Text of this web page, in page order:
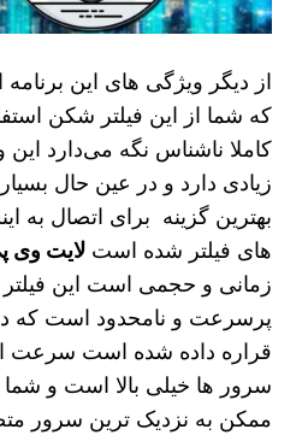
از دیگر ویژگی های این
که شما از این فیلتر شکن
کاملا ناشناس نگه می‌دارد
زیادی دارد و در عین حال
بهترین گزینه برای اتصال به
های فیلتر شده استلایت وی
زمانی و حجمی است این فیلتر
پرسرعت و نامحدود است که در
قراره داده شده است سرعت
سرور ها خیلی بالا است و شما
ممکن به نزدیک ترین سرور